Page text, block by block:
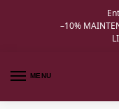
–10%
MENU